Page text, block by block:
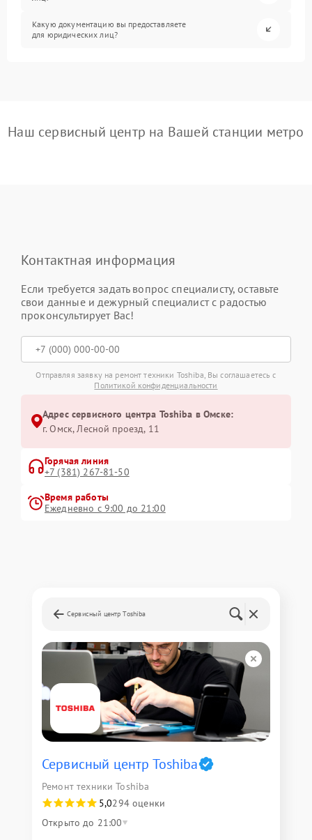
Какую документацию вы предоставляете
для юридических лиц?
Наш сервисный центр на Вашей станции метро
Контактная информация
Если требуется задать вопрос специалисту, оставьте
свои данные и дежурный специалист с радостью
проконсультирует Вас!
Отправляя заявку на ремонт техники Toshiba, Вы соглашаетесь с
Политикой конфиденциальности
Адрес сервисного центра Toshiba в Омске:
г. Омск, ​Лесной проезд, 11
Горячая линия
+7 (381) 267-81-50
Время работы
Ежедневно с 9:00 до 21:00
Сервисный центр Toshiba
Сервисный центр Toshiba
Ремонт техники Toshiba
5,0294 оценки
Открыто до 21:00